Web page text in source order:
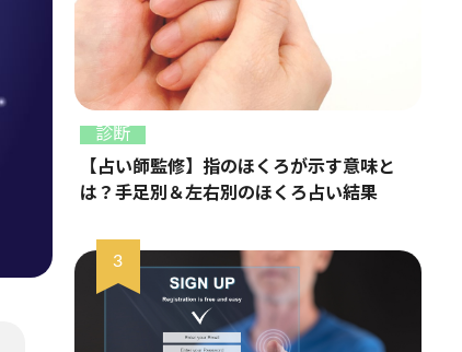
診断
【占い師監修】指のほくろが示す意味と
は？手足別＆左右別のほくろ占い結果